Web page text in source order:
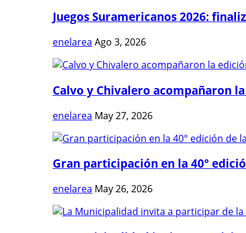
Juegos Suramericanos 2026:
enelarea Ago 3, 2026
Calvo y Chivalero acompañaron
enelarea May 27, 2026
Gran participación en la 40°
enelarea May 26, 2026